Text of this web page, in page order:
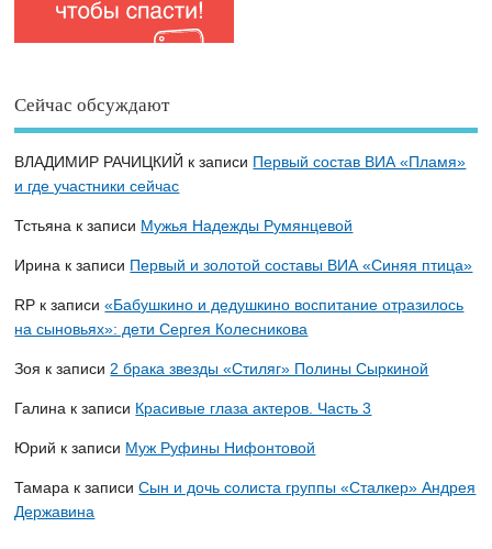
Сейчас обсуждают
ВЛАДИМИР РАЧИЦКИЙ к записи Первый состав ВИА «Пламя»
и где участники сейчас
Тстьяна к записи Мужья Надежды Румянцевой
Ирина к записи Первый и золотой составы ВИА «Синяя птица»
RP к записи«Бабушкино и дедушкино воспитание отразилось
на сыновьях»: дети Сергея Колесникова
Зоя к записи 2 брака звезды «Стиляг» Полины Сыркиной
Галина к записи Красивые глаза актеров. Часть 3
Юрий к записи Муж Руфины Нифонтовой
Тамара к записиСын и дочь солиста группы «Сталкер» Андрея
Державина